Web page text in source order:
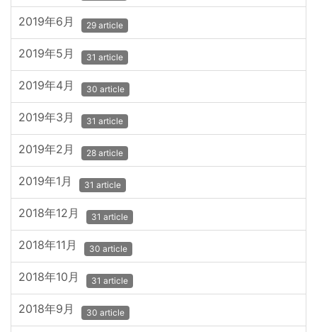
2019年6月 29 article
2019年5月 31 article
2019年4月 30 article
2019年3月 31 article
2019年2月 28 article
2019年1月 31 article
2018年12月 31 article
2018年11月 30 article
2018年10月 31 article
2018年9月 30 article